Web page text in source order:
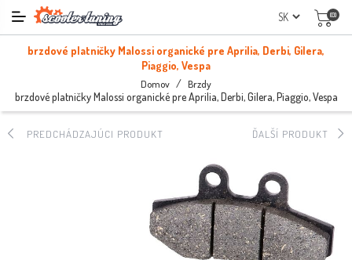
(0)
brzdové platničky Malossi organické pre Aprilia, Derbi, Gilera,
Piaggio, Vespa
Domov / Brzdy
brzdové platničky Malossi organické pre Aprilia, Derbi, Gilera, Piaggio, Vespa
PREDCHÁDZAJÚCI PRODUKT ĎALŠÍ PRODUKT